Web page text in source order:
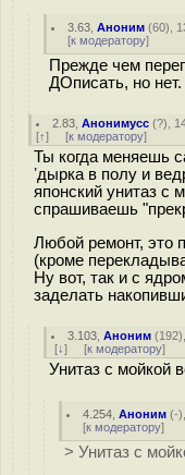
3.63 ,Аноним (60),
[к модератору]
Прежде чем
ДОписать, но нет.
2.83 ,Анонимусс (?),
[↑] [к модератору]
Ты когда меняешь
ʼдырка в полу и
японский унитаз с
спрашиваешь
Любой ремонт, это
(кроме
Ну вот, так и с
заделать
3.103 ,Аноним (192
[↓] [к модератору]
Унитаз с мойкой
4.254 ,Аноним (-
[к модератору]
> Унитаз с